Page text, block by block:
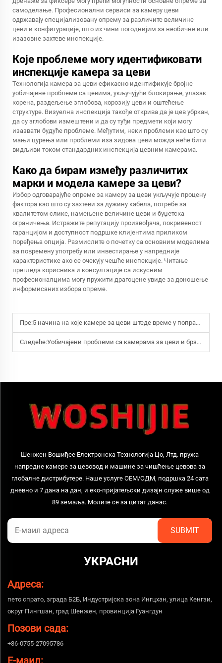
самоделање. Професионални сервиси за камеру цеви
одржавају специјализовану опрему за различите величине
цеви и конфигурације, што их чини погоднијим за необичне или
изазовне захтеве инспекције.
Које проблеме могу идентификовати
инспекције камера за цеви
Технологија камера за цеви ефикасно идентификује бројне
уобичајене проблеме са цевима, укључујући блокирање, улазак
корена, раздељење зглобова, корозију цеви и оштећење
структуре. Визуелна инспекција такође открива да је цев убркан,
да су зглобови измештени и да су туђи предмети који могу
изазвати будуће проблеме. Међутим, неки проблеми као што су
мањи цурења или проблеми иза зидова цеви можда неће бити
видљиви током стандардних инспекција цевним камерама.
Како да бирам између различитих
марки и модела камере за цеви?
Избор одговарајуће опреме за камеру за цеви укључује процену
фактора као што су захтеви за дужину кабела, потребе за
квалитетом слике, намењене величине цеви и буџетска
ограничења. Истражите репутацију произвођача, покривеност
гаранцијом и доступност подршке клијентима приликом
поређења опција. Размислите о почетку са основним моделима
за повремену употребу или инвестирање у напредније
карактеристике ако се очекују чешће инспекције. Читање
прегледа корисника и консултације са искусним
професионалцима могу пружити драгоцене увиде за доношење
информисаних избора опреме.
Пре:5 начина на које камере за цеви штеде време у поправкама одвода
Следеће:Уобичајени проблеми са камерама за цеви и брза решења
Шенжен Вошиђее Електронска Технологија Цо, Лтд. пружа
напредне камере за цевовод и машине за чишћење цевова за
глобалне дистрибутере. Наше услуге ОЕМ/ОДМ, подршка 24 сата
дневно и 7 дана на дан, и еко-пријатељски дизајн служе више од
89 земаља. Молите се за цитат данас.
УКРАСНИ
Адреса:
пето спрато, зграда Б2Б, Индустријска зона Ингцхан, улица Кенгзи,
округ Пингшан, град Шенжен, провинција Гуангдун
Позови сада:
+86-0755-27095786
Е-маил: